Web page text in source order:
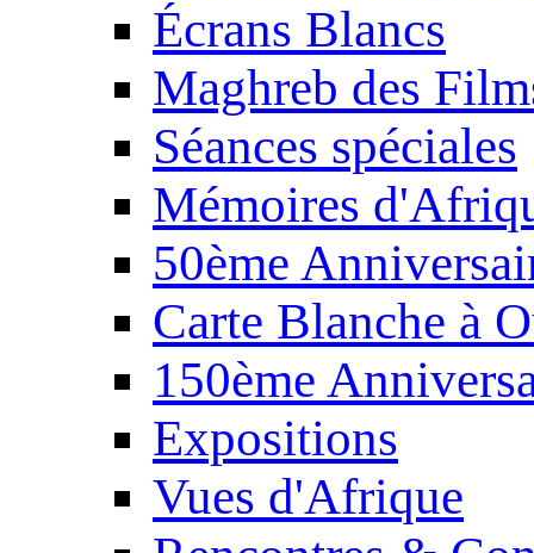
Écrans Blancs
Maghreb des
Séances spéciales
Mémoires
50ème
Carte Blanche à
150ème
Expositions
Vues d'Afrique